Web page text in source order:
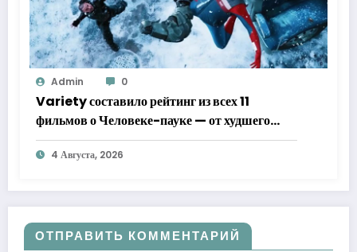
Admin 0
Variety составило рейтинг из всех 11
фильмов о Человеке-пауке — от худшего
к лучшему
4 Августа, 2026
ОТПРАВИТЬ КОММЕНТАРИЙ